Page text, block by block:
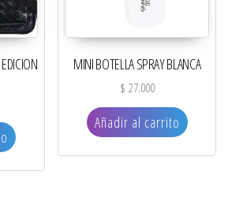
MINI BOTELLA SPRAY BLANCA
$ 27.000
Añadir al carrito